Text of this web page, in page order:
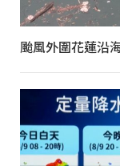
颱風外圍花蓮沿